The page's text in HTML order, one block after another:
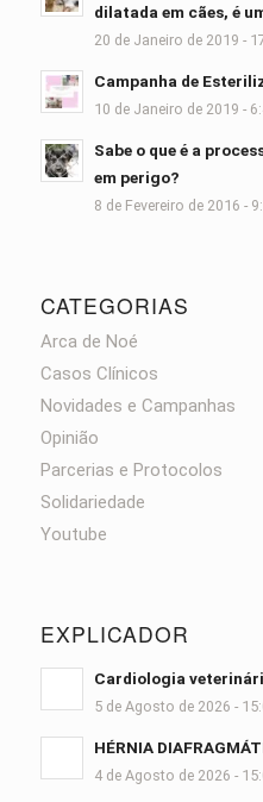
dilatada em cães, é
20 de Janeiro de 2019 -
Campanha de
10 de Janeiro de 2019 -
Sabe o que é a
em perigo?
8 de Fevereiro de 2016 -
CATEGORIAS
Arca de Noé
Casos Clínicos
Novidades e Campanhas
Opinião
Parcerias e Protocolos
Solidariedade
Youtube
EXPLICADOR
Cardiologia
5 de Agosto de 2026 -
HÉRNIA
4 de Agosto de 2026 -